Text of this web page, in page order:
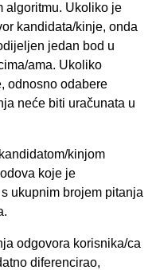
algoritmu. Ukoliko je
kandidata/kinje, onda
jedan bod u
ama. Ukoliko
odnosno odabere
neće biti uračunata u
kinjom
koje je
ukupnim brojem pitanja
odgovora korisnika/ca
diferencirao,